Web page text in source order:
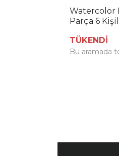
Watercolor
Parça 6
TÜKENDİ
Bu aramada